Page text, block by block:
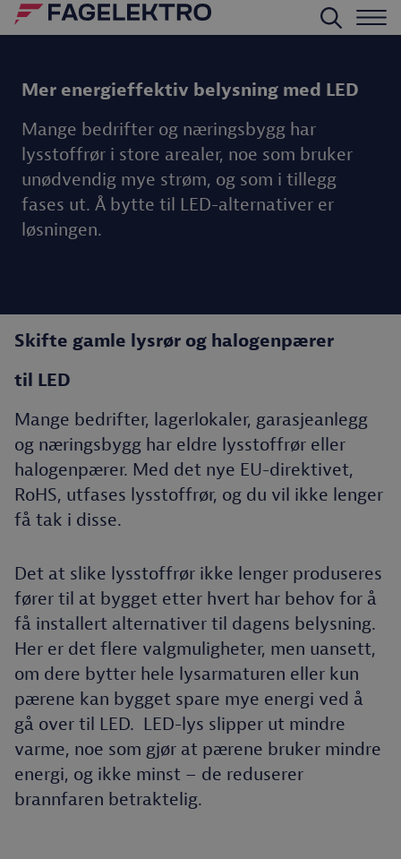
Mer energieffektiv belysning med LED
Mange bedrifter og næringsbygg har
lysstoffrør i store arealer, noe som bruker
unødvendig mye strøm, og som i tillegg
fases ut. Å bytte til LED-alternativer er
løsningen.
Skifte gamle lysrør og halogenpærer
til LED
Mange bedrifter, lagerlokaler, garasjeanlegg
og næringsbygg har eldre lysstoffrør eller
halogenpærer. Med det nye EU-direktivet,
RoHS, utfases lysstoffrør, og du vil ikke lenger
få tak i disse.
Det at slike lysstoffrør ikke lenger produseres
fører til at bygget etter hvert har behov for å
få installert alternativer til dagens belysning.
Her er det flere valgmuligheter, men uansett,
om dere bytter hele lysarmaturen eller kun
pærene kan bygget spare mye energi ved å
gå over til LED. LED-lys slipper ut mindre
varme, noe som gjør at pærene bruker mindre
energi, og ikke minst – de reduserer
brannfaren betraktelig.